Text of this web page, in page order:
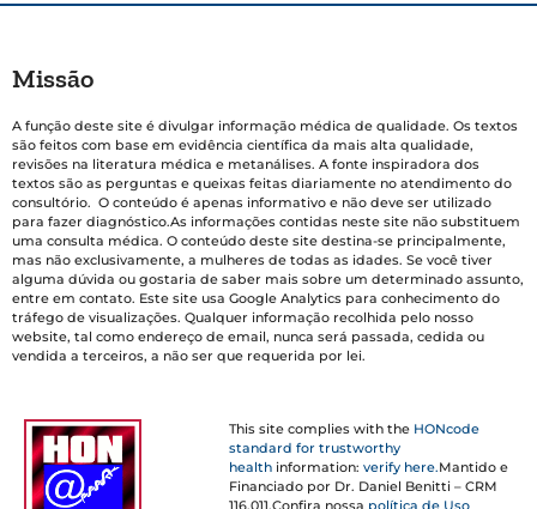
Missão
A função deste site é divulgar informação médica de qualidade. Os textos
são feitos com base em evidência científica da mais alta qualidade,
revisões na literatura médica e metanálises. A fonte inspiradora dos
textos são as perguntas e queixas feitas diariamente no atendimento do
consultório. O conteúdo é apenas informativo e não deve ser utilizado
para fazer diagnóstico.As informações contidas neste site não substituem
uma consulta médica. O conteúdo deste site destina-se principalmente,
mas não exclusivamente, a mulheres de todas as idades. Se você tiver
alguma dúvida ou gostaria de saber mais sobre um determinado assunto,
entre em contato. Este site usa Google Analytics para conhecimento do
tráfego de visualizações. Qualquer informação recolhida pelo nosso
website, tal como endereço de email, nunca será passada, cedida ou
vendida a terceiros, a não ser que requerida por lei.
This site complies with the HONcode
standard for trustworthy
health information:verify here.Mantido e
Financiado por Dr. Daniel Benitti – CRM
116.011.Confira nossa política de Uso